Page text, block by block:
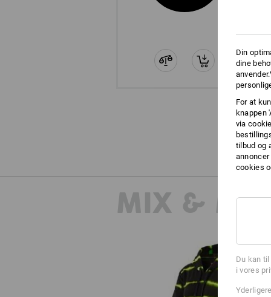
MIX &
Din
dine
For at
knappen
via
tilbud og
cookies
Du kan
i vores